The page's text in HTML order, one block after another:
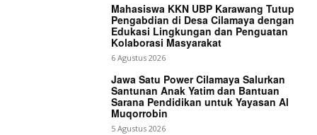
Mahasiswa KKN UBP Karawang Tutup
Pengabdian di Desa Cilamaya dengan
Edukasi Lingkungan dan Penguatan
Kolaborasi Masyarakat
6 Agustus 2026
Jawa Satu Power Cilamaya Salurkan
Santunan Anak Yatim dan Bantuan
Sarana Pendidikan untuk Yayasan Al
Muqorrobin
5 Agustus 2026